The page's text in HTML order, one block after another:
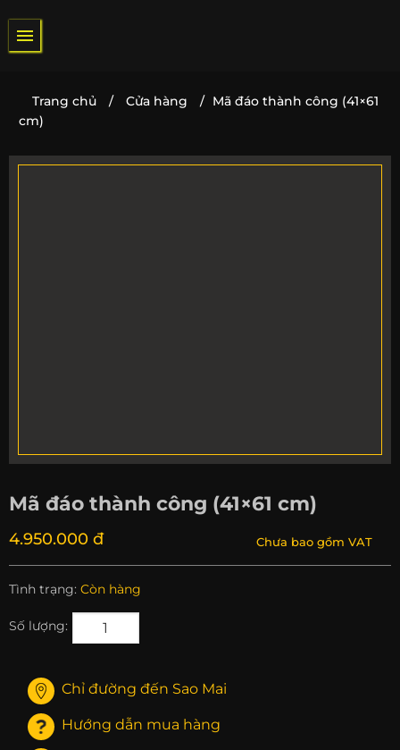
qua
nội
Trang chủ / Cửa hàng / Mã đáo thành công (41×61
cm)
Mã đáo thành công (41×61 cm)
4.950.000 đ Chưa bao gồm VAT
Tình trạng: Còn hàng
Số lượng:
Chỉ đường đến Sao Mai
Hướng dẫn mua hàng